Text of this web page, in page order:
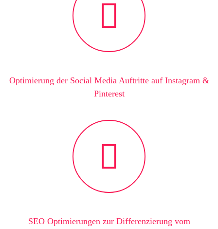
Optimierung der Social Media Auftritte auf Instagram &
Pinterest
SEO Optimierungen zur Differenzierung vom